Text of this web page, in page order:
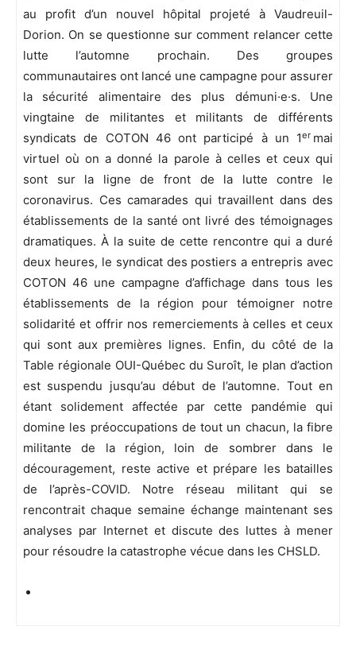
au profit d’un nouvel hôpital projeté à Vaudreuil-
Dorion. On se questionne sur comment relancer cette
lutte l’automne prochain. Des groupes
communautaires ont lancé une campagne pour assurer
la sécurité alimentaire des plus démuni·e·s. Une
vingtaine de militantes et militants de différents
syndicats de COTON 46 ont participé à un 1er mai
virtuel où on a donné la parole à celles et ceux qui
sont sur la ligne de front de la lutte contre le
coronavirus. Ces camarades qui travaillent dans des
établissements de la santé ont livré des témoignages
dramatiques. À la suite de cette rencontre qui a duré
deux heures, le syndicat des postiers a entrepris avec
COTON 46 une campagne d’affichage dans tous les
établissements de la région pour témoigner notre
solidarité et offrir nos remerciements à celles et ceux
qui sont aux premières lignes. Enfin, du côté de la
Table régionale OUI-Québec du Suroît, le plan d’action
est suspendu jusqu’au début de l’automne. Tout en
étant solidement affectée par cette pandémie qui
domine les préoccupations de tout un chacun, la fibre
militante de la région, loin de sombrer dans le
découragement, reste active et prépare les batailles
de l’après-COVID. Notre réseau militant qui se
rencontrait chaque semaine échange maintenant ses
analyses par Internet et discute des luttes à mener
pour résoudre la catastrophe vécue dans les CHSLD.